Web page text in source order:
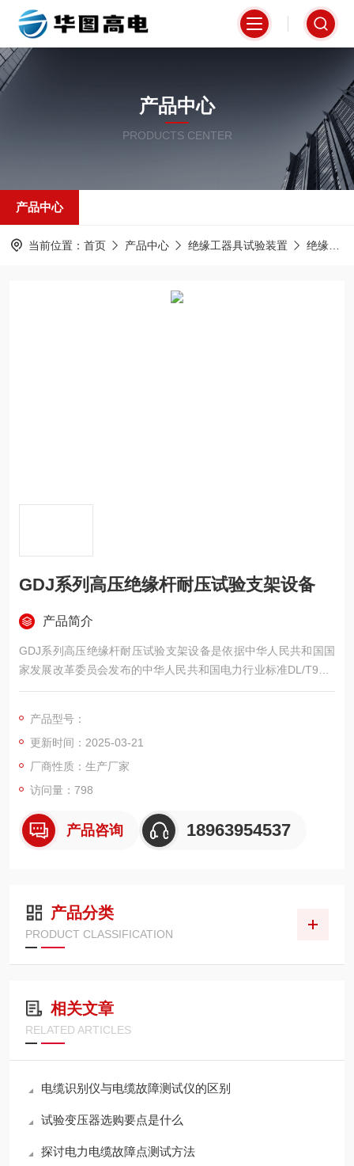
产品中心
PRODUCTS CENTER
产品中心
当前位置： 首页 产品中心 绝缘工器具试验装置 绝缘杆耐压试验电极装置
GDJ系列高压绝缘杆耐压试验支架设备
产品简介
GDJ系列高压绝缘杆耐压试验支架设备是依据中华人民共和国国
家发展改革委员会发布的中华人民共和国电力行业标准DL/T976-
2005《带电作业工具、装置和设备预防性试验规程》的要求基础
产品型号：
更新时间：2025-03-21
厂商性质：生产厂家
访问量：798
产品咨询 18963954537
产品分类
PRODUCT CLASSIFICATION
相关文章
RELATED ARTICLES
电缆识别仪与电缆故障测试仪的区别
试验变压器选购要点是什么
探讨电力电缆故障点测试方法